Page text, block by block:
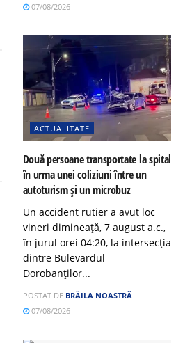
07/08/2026
ACTUALITATE
Două persoane transportate la spital
în urma unei coliziuni între un
autoturism și un microbuz
Un accident rutier a avut loc
vineri dimineață, 7 august a.c.,
în jurul orei 04:20, la intersecția
dintre Bulevardul
Dorobanților...
POSTAT DE BRĂILA NOASTRĂ
07/08/2026